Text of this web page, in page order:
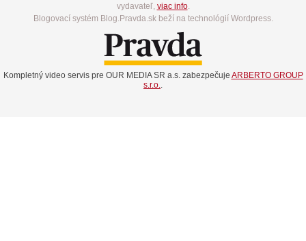
vydavateľ, viac info.
Blogovací systém Blog.Pravda.sk beží na technológií Wordpress.
Kompletný video servis pre OUR MEDIA SR a.s. zabezpečuje ARBERTO GROUP
s.r.o..